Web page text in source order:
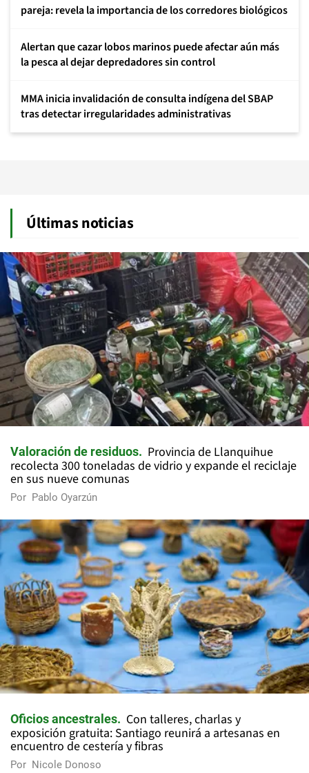
pareja: revela la importancia de los corredores biológicos
Alertan que cazar lobos marinos puede afectar aún más
la pesca al dejar depredadores sin control
MMA inicia invalidación de consulta indígena del SBAP
tras detectar irregularidades administrativas
Últimas noticias
Valoración de residuos
Provincia de Llanquihue
recolecta 300 toneladas de vidrio y expande el reciclaje
en sus nueve comunas
Por Pablo Oyarzún
Oficios ancestrales
Con talleres, charlas y
exposición gratuita: Santiago reunirá a artesanas en
encuentro de cestería y fibras
Por Nicole Donoso